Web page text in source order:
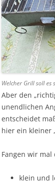
Welcher Grill soll es
Aber den
unendlichen
entscheidet
hier ein kleiner
Fangen wir
klein und